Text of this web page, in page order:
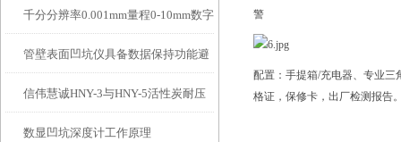
10mm！
特点
千分分辨率0.001mm量程0-10mm数字
埋头度仪技术参数！
管壁表面凹坑仪具备数据保持功能避
免测试过程中测针移动导致数据变动
信伟慧诚HNY-3与HNY-5活性炭耐压
强度测定仪技术参数！
数显凹坑深度计工作原理
警
配置：手提箱/充电器、专业三
格证，保修卡，出厂检测报告